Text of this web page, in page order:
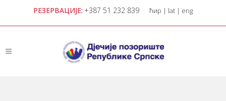
РЕЗЕРВАЦИЈЕ: +387 51 232 839 ћир | lat | eng